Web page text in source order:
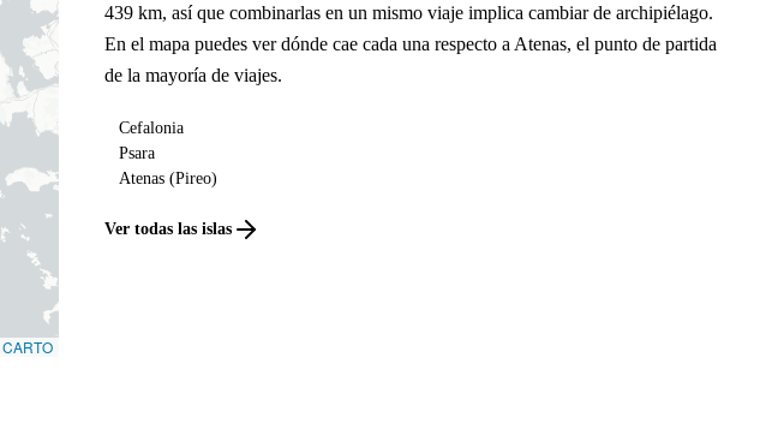
CARTO
439 km, así que combinarlas en un mismo viaje implica cambiar de archipiélago.
En el mapa puedes ver dónde cae cada una respecto a Atenas, el punto de partida
de la mayoría de viajes.
Cefalonia
Psara
Atenas (Pireo)
Ver todas las islas